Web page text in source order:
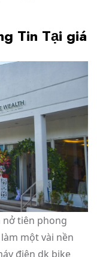
Tin Tại giá
nở tiên phong
một vài nền
điện dk bike